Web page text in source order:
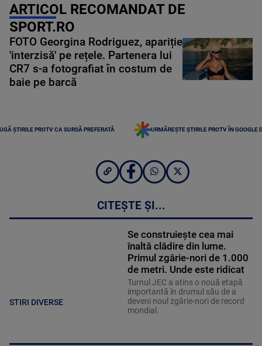
ARTICOL RECOMANDAT DE
SPORT.RO
FOTO Georgina Rodriguez, apariție
'interzisă' pe rețele. Partenera lui
CR7 s-a fotografiat în costum de
baie pe barcă
ȘTIRILE PROTV CA SURSĂ PREFERATĂ URMĂREȘTE ȘTIRILE PROTV ÎN GOOGLE
CITEȘTE ȘI...
STIRI DIVERSE
Se construiește cea mai
înaltă clădire din lume.
Primul zgârie-nori de 1.000
de metri. Unde este ridicat
Turnul JEC a atins o nouă etapă
importantă în drumul său de a
deveni noul zgârie-nori de record
mondial.